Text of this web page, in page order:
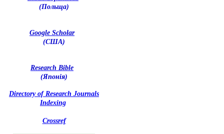
(Польща)
Google Scholar
(США)
Research Bible
(Японія)
Directory of Research Journals
Indexing
Crossref